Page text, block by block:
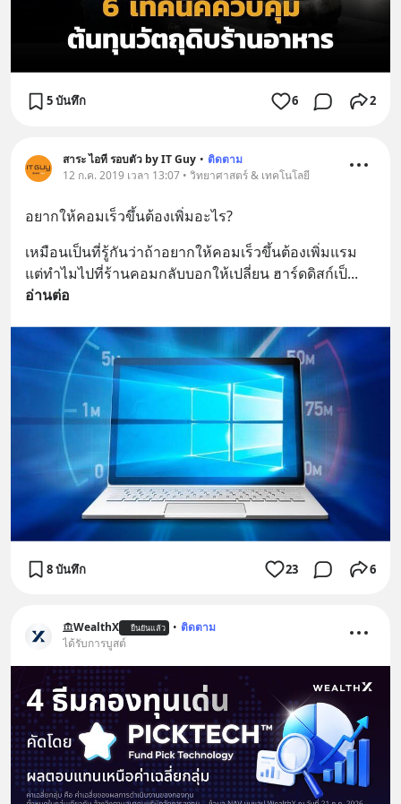
5 บันทึก 6 2
สาระ ไอที รอบตัว by IT Guy • ติดตาม
12 ก.ค. 2019 เวลา 13:07 • วิทยาศาสตร์ & เทคโนโลยี
อยากให้คอมเร็วขึ้นต้องเพิ่มอะไร?
เหมือนเป็นที่รู้กันว่าถ้าอยากให้คอมเร็วขึ้นต้องเพิ่มแรม
แต่ทำไมไปที่ร้านคอมกลับบอกให้เปลี่ยน ฮาร์ดดิสก์เป็
อ่านต่อ
8 บันทึก 23 6
WealthX ยืนยันแล้ว • ติดตาม
ได้รับการบูสต์